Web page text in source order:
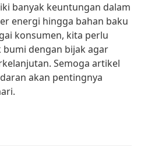
banyak keuntungan dalam
energi hingga bahan baku
konsumen, kita perlu
dengan bijak agar
Semoga artikel
akan pentingnya